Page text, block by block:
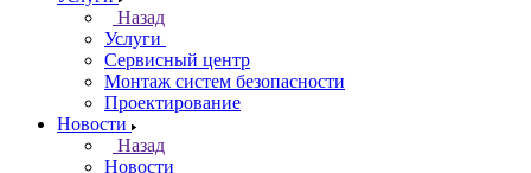
Назад
Услуги
Сервисный центр
Монтаж систем безопасности
Проектирование
Новости
Назад
Новости